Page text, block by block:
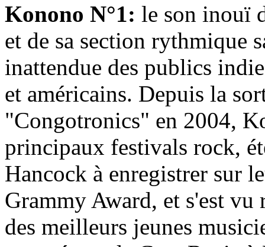
Konono N°1: le son inouï
et de sa section rythmique
inattendue des publics
et américains. Depuis la
"Congotronics" en 2004,
principaux festivals rock,
Hancock à enregistrer sur
Grammy Award, et s'est vu
des meilleurs jeunes